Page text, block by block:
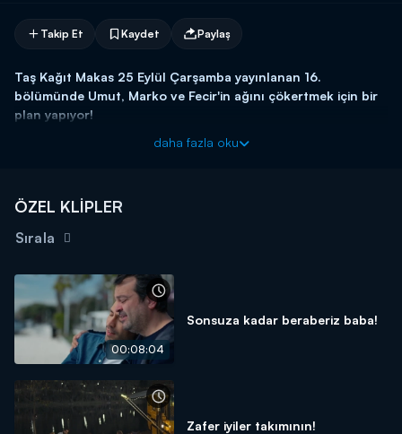
Takip Et Kaydet Paylaş
Taş Kağıt Makas 25 Eylül Çarşamba yayınlanan 16.
bölümünde Umut, Marko ve Fecir'in ağını çökertmek için bir
plan yapıyor!
Taş Kağıt Makas yeni bölümleriyle Kanal D'de!
daha fazla oku
ÖZEL KLİPLER
Sırala
00:08:04
Sonsuza kadar beraberiz baba!
Zafer iyiler takımının!